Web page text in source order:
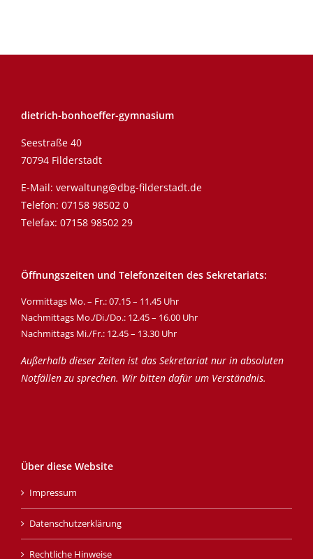
dietrich-bonhoeffer-gymnasium
Seestraße 40
70794 Filderstadt
E-Mail: verwaltung@dbg-filderstadt.de
Telefon: 07158 98502 0
Telefax: 07158 98502 29
Öffnungszeiten und Telefonzeiten des Sekretariats:
Vormittags Mo. – Fr.: 07.15 – 11.45 Uhr
Nachmittags Mo./Di./Do.: 12.45 – 16.00 Uhr
Nachmittags Mi./Fr.: 12.45 – 13.30 Uhr
Außerhalb dieser Zeiten ist das Sekretariat nur in absoluten
Notfällen zu sprechen. Wir bitten dafür um Verständnis.
Über diese Website
Impressum
Datenschutzerklärung
Rechtliche Hinweise